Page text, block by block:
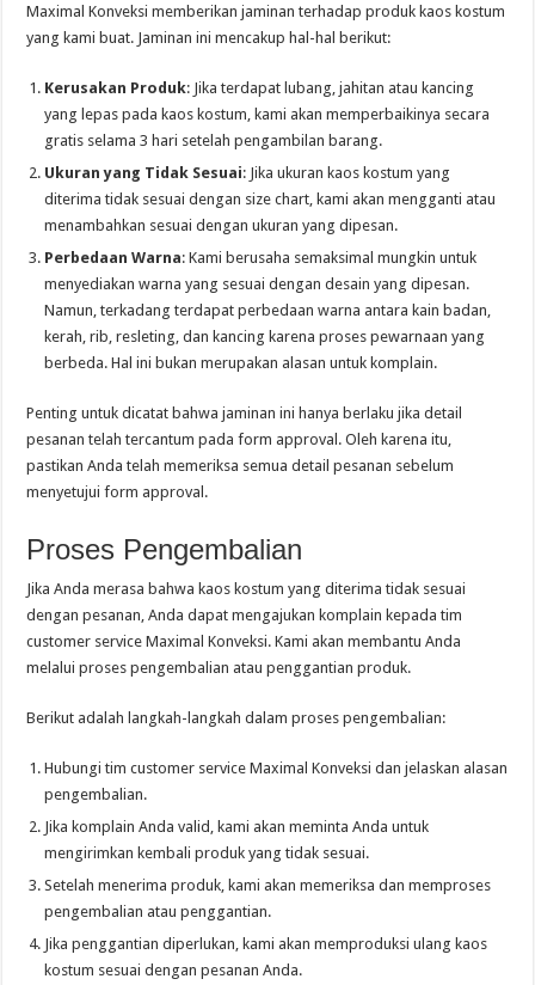
Maximal Konveksi memberikan jaminan terhadap produk kaos kostum
yang kami buat. Jaminan ini mencakup hal-hal berikut:
Kerusakan Produk: Jika terdapat lubang, jahitan atau kancing
yang lepas pada kaos kostum, kami akan memperbaikinya secara
gratis selama 3 hari setelah pengambilan barang.
Ukuran yang Tidak Sesuai: Jika ukuran kaos kostum yang
diterima tidak sesuai dengan size chart, kami akan mengganti atau
menambahkan sesuai dengan ukuran yang dipesan.
Perbedaan Warna: Kami berusaha semaksimal mungkin untuk
menyediakan warna yang sesuai dengan desain yang dipesan.
Namun, terkadang terdapat perbedaan warna antara kain badan,
kerah, rib, resleting, dan kancing karena proses pewarnaan yang
berbeda. Hal ini bukan merupakan alasan untuk komplain.
Penting untuk dicatat bahwa jaminan ini hanya berlaku jika detail
pesanan telah tercantum pada form approval. Oleh karena itu,
pastikan Anda telah memeriksa semua detail pesanan sebelum
menyetujui form approval.
Proses Pengembalian
Jika Anda merasa bahwa kaos kostum yang diterima tidak sesuai
dengan pesanan, Anda dapat mengajukan komplain kepada tim
customer service Maximal Konveksi. Kami akan membantu Anda
melalui proses pengembalian atau penggantian produk.
Berikut adalah langkah-langkah dalam proses pengembalian:
Hubungi tim customer service Maximal Konveksi dan jelaskan alasan
pengembalian.
Jika komplain Anda valid, kami akan meminta Anda untuk
mengirimkan kembali produk yang tidak sesuai.
Setelah menerima produk, kami akan memeriksa dan memproses
pengembalian atau penggantian.
Jika penggantian diperlukan, kami akan memproduksi ulang kaos
kostum sesuai dengan pesanan Anda.